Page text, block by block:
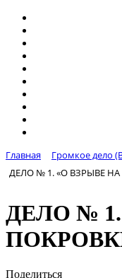
Главная
Громкое дело
ДЕЛО № 1. «О ВЗРЫВЕ
ДЕЛО №
Поделиться